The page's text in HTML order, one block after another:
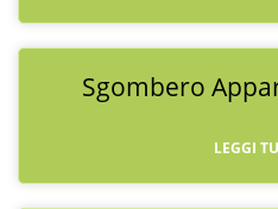
Sgombero
LEGGI